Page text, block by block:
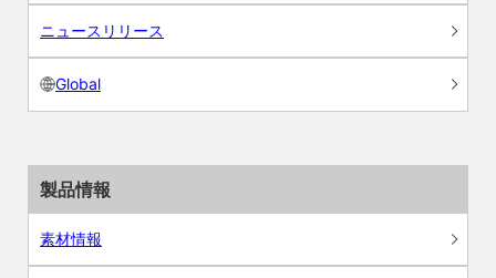
ニュースリリース
Global
製品情報
素材情報